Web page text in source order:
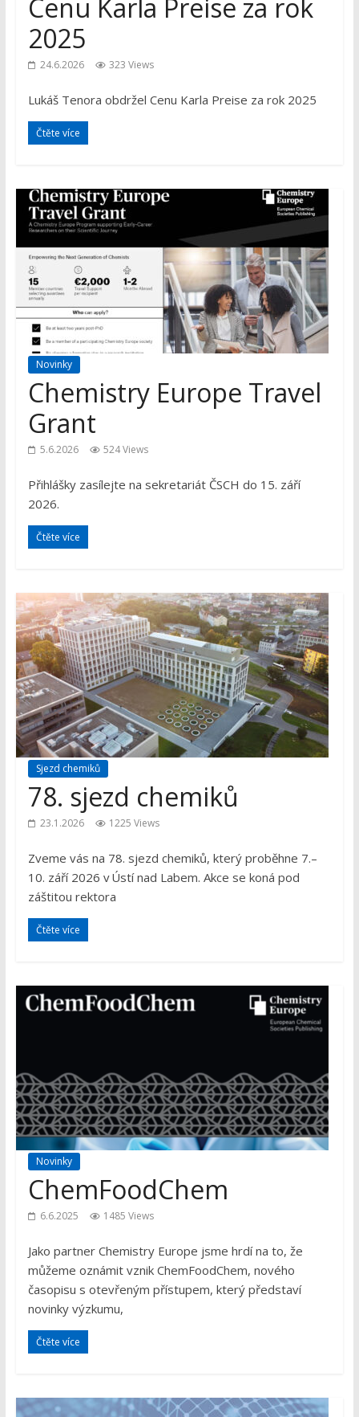
Cenu Karla Preise za rok
2025
24.6.2026 323 Views
Lukáš Tenora obdržel Cenu Karla Preise za rok 2025
Čtěte více
Novinky
Chemistry Europe Travel
Grant
5.6.2026 524 Views
Přihlášky zasílejte na sekretariát ČSCH do 15. září
2026.
Čtěte více
Sjezd chemiků
78. sjezd chemiků
23.1.2026 1225 Views
Zveme vás na 78. sjezd chemiků, který proběhne 7.–
10. září 2026 v Ústí nad Labem. Akce se koná pod
záštitou rektora
Čtěte více
Novinky
ChemFoodChem
6.6.2025 1485 Views
Jako partner Chemistry Europe jsme hrdí na to, že
můžeme oznámit vznik ChemFoodChem, nového
časopisu s otevřeným přístupem, který představí
novinky výzkumu,
Čtěte více